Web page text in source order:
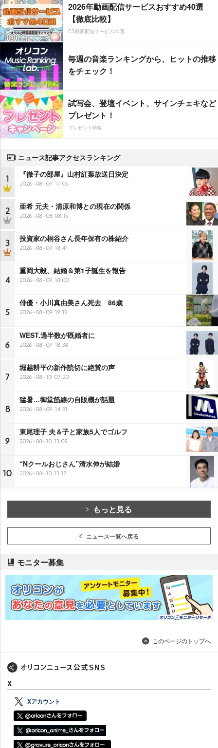
2026年動画配信サービスおすすめ40選
【徹底比較】
CS動画配信サービス20選
毎週の音楽ランキングから、ヒットの推移
をチェック！
試写会、登壇イベント、サインチェキなど
プレゼント！
プレゼント特集
ニュース記事アクセスランキング
1 『徹子の部屋』山村紅葉放送日決定
2026-08-09 17:05
2 亜希 元夫・清原和博との現在の関係
2026-08-08 08:15
3 投資家の桐谷さん長年保有の株紹介
2026-08-09 18:41
4
重岡大毅、結婚＆第1子誕生を報告
2026-08-09 18:00
5
俳優・小川真由美さん死去 86歳
2026-08-09 19:13
6
WEST.過半数が既婚者に
2026-08-09 18:38
7
堀越耕平の新作読切に絶賛の声
2026-08-10 07:20
8
猛暑…御堂筋線の自販機が話題
2026-08-09 14:31
9
東尾理子 夫＆子と家族5人でゴルフ
2026-08-10 13:05
10
“Nクールおじさん”清水伸が結婚
2026-08-10 13:17
もっと見る
ニュース一覧へ戻る
モニター募集
このページのトップへ
X
Xアカウント